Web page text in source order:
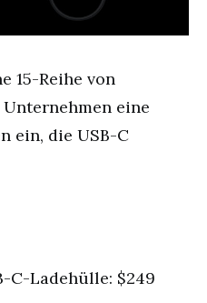
15-Reihe von
eine
ein, die USB-C
C-Ladehülle: $249